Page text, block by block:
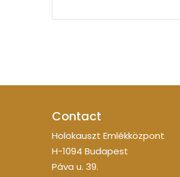
Contact
Holokauszt Emlékközpont
H-1094 Budapest
Páva u. 39.